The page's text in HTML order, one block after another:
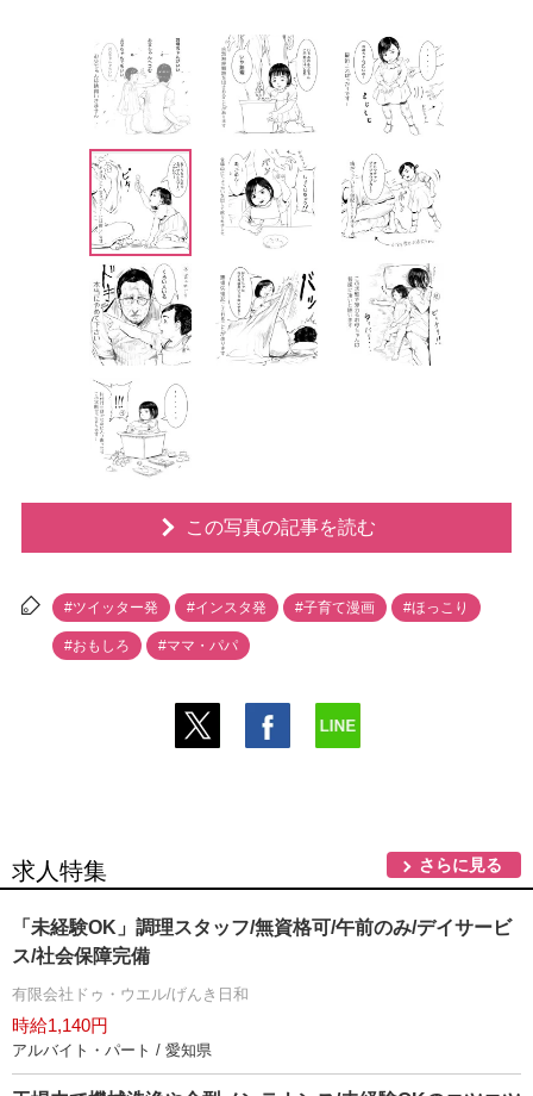
この写真の記事を読む
#ツイッター発 #インスタ発 #子育て漫画 #ほっこり
#おもしろ #ママ・パパ
求人特集 さらに見る
「未経験OK」調理スタッフ/無資格可/午前のみ/デイサービ
ス/社会保障完備
有限会社ドゥ・ウエル/げんき日和
時給1,140円
アルバイト・パート / 愛知県